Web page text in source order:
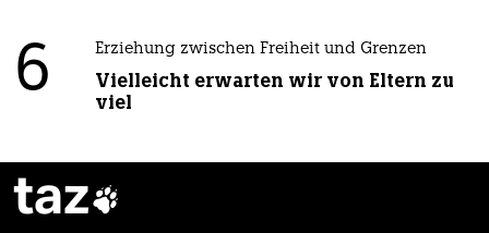
6 Erziehung zwischen Freiheit und Grenzen
Vielleicht erwarten wir von Eltern zu
viel
taz